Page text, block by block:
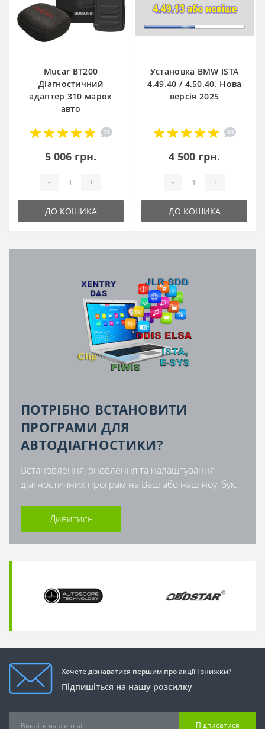
Mucar BT200
Діагностичний
адаптер 310 марок
авто
23
5 006 грн.
- +
ДО КОШИКА
Установка BMW ISTA
4.49.40 / 4.50.40. Нова
версія 2025
10
4 500 грн.
- +
ДО КОШИКА
ПОТРІБНО ВСТАНОВИТИ
ПРОГРАМИ ДЛЯ
АВТОДІАГНОСТИКИ?
Встановлення, оновлення та налаштування
діагностичних програм на Ваш або наш ноутбук.
Дивитись
Хочете дізнаватися першим про акції і знижки?
Підпишіться на нашу розсилку
Підписатися